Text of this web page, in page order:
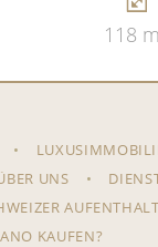
118
UNS
KAUFEN?